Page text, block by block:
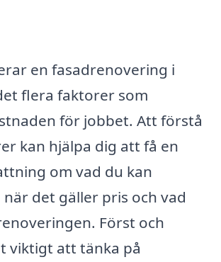
en fasadrenovering i
flera faktorer som
för jobbet. Att förstå
kan hjälpa dig att få en
om vad du kan
det gäller pris och vad
Först och
viktigt att tänka på